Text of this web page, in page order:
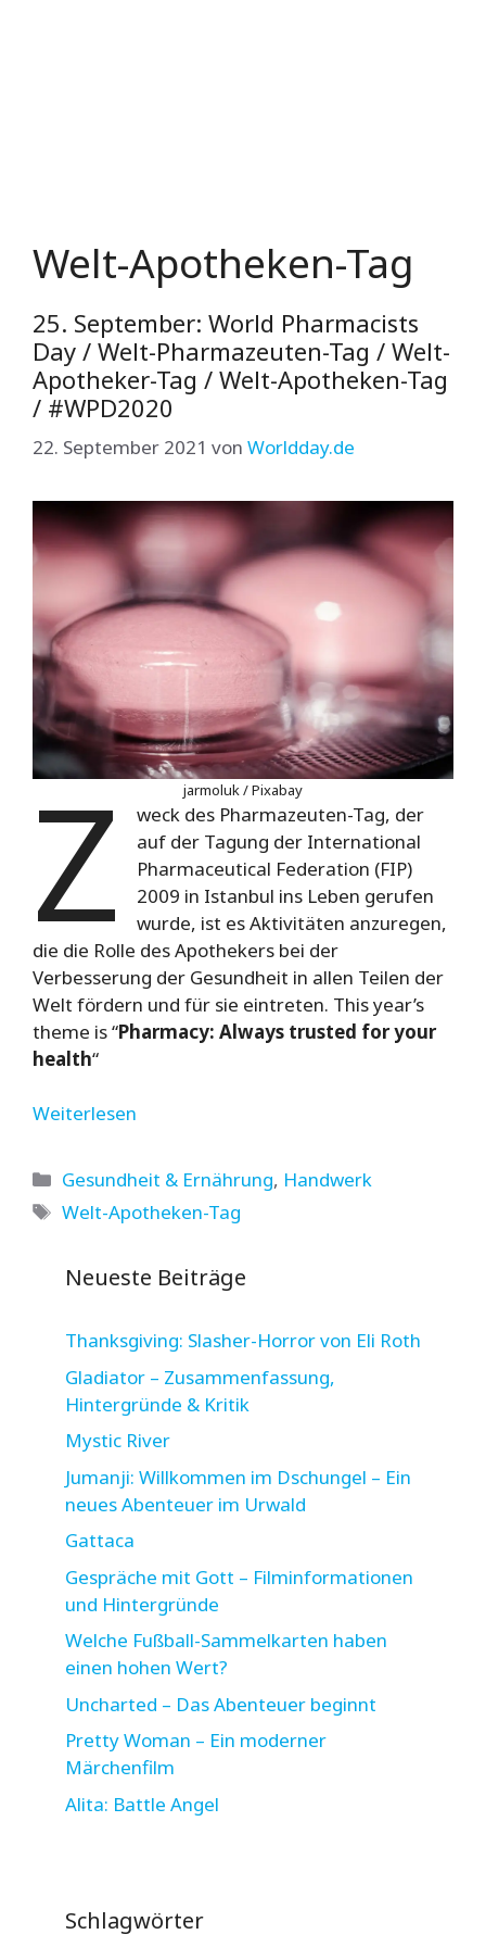
Welt-Apotheken-Tag
25. September: World Pharmacists
Day / Welt-Pharmazeuten-Tag / Welt-
Apotheker-Tag / Welt-Apotheken-Tag
/ #WPD2020
22. September 2021 von Worldday.de
jarmoluk / Pixabay
Z
weck des Pharmazeuten-Tag, der
auf der Tagung der International
Pharmaceutical Federation (FIP)
2009 in Istanbul ins Leben gerufen
wurde, ist es Aktivitäten anzuregen,
die die Rolle des Apothekers bei der
Verbesserung der Gesundheit in allen Teilen der
Welt fördern und für sie eintreten. This year’s
theme is “Pharmacy: Always trusted for your
health“
Weiterlesen
Kategorien
Gesundheit & Ernährung, Handwerk
Schlagwörter
Welt-Apotheken-Tag
Neueste Beiträge
Thanksgiving: Slasher-Horror von Eli Roth
Gladiator – Zusammenfassung,
Hintergründe & Kritik
Mystic River
Jumanji: Willkommen im Dschungel – Ein
neues Abenteuer im Urwald
Gattaca
Gespräche mit Gott – Filminformationen
und Hintergründe
Welche Fußball-Sammelkarten haben
einen hohen Wert?
Uncharted – Das Abenteuer beginnt
Pretty Woman – Ein moderner
Märchenfilm
Alita: Battle Angel
Schlagwörter